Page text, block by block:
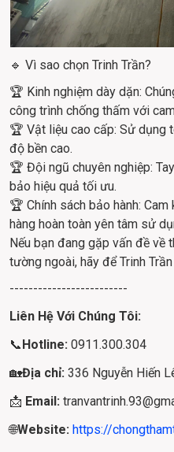
🔹 Vì sao chọn Trinh Trần?
🏆 Kinh nghiệm dày dặn:
công trình chống thấm với
🏆 Vật liệu cao cấp: Sử dụng
độ bền cao.
🏆 Đội ngũ chuyên nghiệp:
bảo hiệu quả tối ưu.
🏆 Chính sách bảo hành:
hàng hoàn toàn yên tâm sử
Nếu bạn đang gặp vấn đề về
tường ngoài, hãy để Trinh
-------------------------
Liên Hệ Với Chúng Tôi:
📞 Hotline: 0911.300.304
🏡Địa chỉ: 336 Nguyễn Hiến
📩 Email:
🌐Website: https://